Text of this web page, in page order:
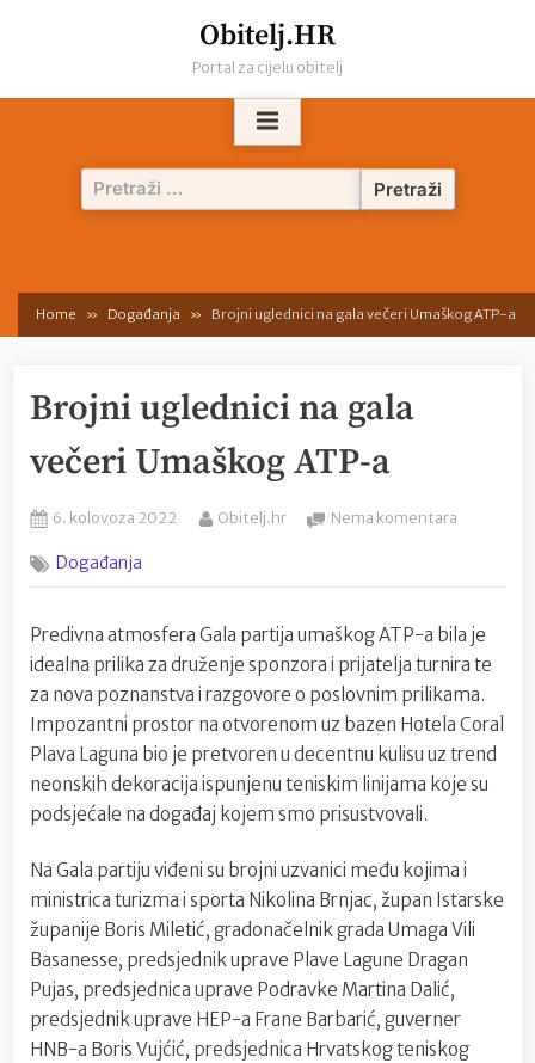
Obitelj.HR
Portal za cijelu obitelj
Pretraži:
Home Događanja Brojni uglednici na gala večeri Umaškog ATP-a
Brojni uglednici na gala
večeri Umaškog ATP-a
Posted
6. kolovoza 2022 By
Obitelj.hr Nema komentara
na
večeri
Umaškog
ATP-
a
Događanja
Predivna atmosfera Gala partija umaškog ATP-a bila je
idealna prilika za druženje sponzora i prijatelja turnira te
za nova poznanstva i razgovore o poslovnim prilikama.
Impozantni prostor na otvorenom uz bazen Hotela Coral
Plava Laguna bio je pretvoren u decentnu kulisu uz trend
neonskih dekoracija ispunjenu teniskim linijama koje su
podsjećale na događaj kojem smo prisustvovali.
Na Gala partiju viđeni su brojni uzvanici među kojima i
ministrica turizma i sporta Nikolina Brnjac, župan Istarske
županije Boris Miletić, gradonačelnik grada Umaga Vili
Basanesse, predsjednik uprave Plave Lagune Dragan
Pujas, predsjednica uprave Podravke Martina Dalić,
predsjednik uprave HEP-a Frane Barbarić, guverner
HNB-a Boris Vujćić, predsjednica Hrvatskog teniskog